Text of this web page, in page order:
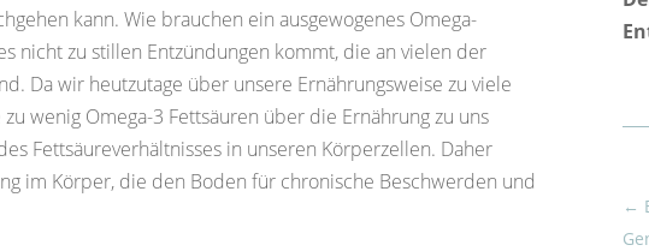
kann. Wie brauchen ein ausgewogenes Omega-
nicht zu stillen Entzündungen kommt, die an vielen der
Da wir heutzutage über unsere Ernährungsweise zu viele
wenig Omega-3 Fettsäuren über die Ernährung zu uns
Fettsäureverhältnisses in unseren Körperzellen. Daher
im Körper, die den Boden für chronische Beschwerden und
←